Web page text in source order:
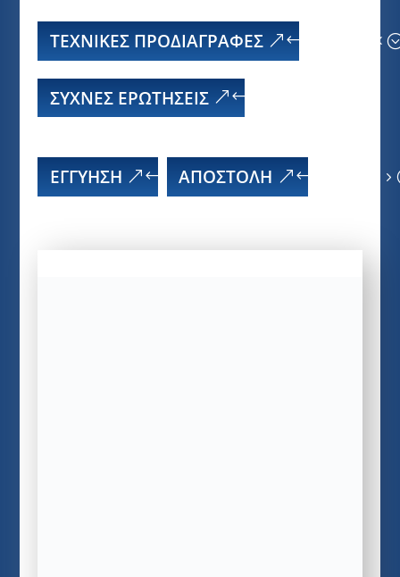
ΤΕΧΝΙΚΈΣ ΠΡΟΔΙΑΓΡΑΦΈΣ
ΣΥΧΝΕΣ ΕΡΩΤΗΣΕΙΣ
ΕΓΓΥΗΣΗ ΑΠΟΣΤΟΛΗ